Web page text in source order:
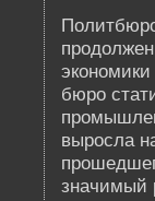
бюро
выросла
значимый